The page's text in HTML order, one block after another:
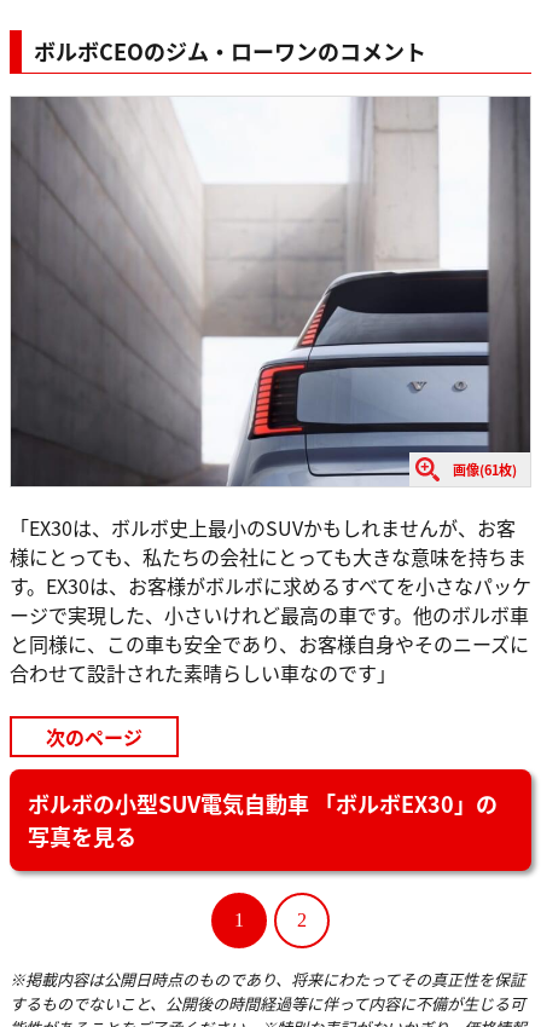
ボルボCEOのジム・ローワンのコメント
画像(61枚)
「EX30は、ボルボ史上最小のSUVかもしれませんが、お客
様にとっても、私たちの会社にとっても大きな意味を持ちま
す。EX30は、お客様がボルボに求めるすべてを小さなパッケ
ージで実現した、小さいけれど最高の車です。他のボルボ車
と同様に、この車も安全であり、お客様自身やそのニーズに
合わせて設計された素晴らしい車なのです」
次のページ
ボルボの小型SUV電気自動車 「ボルボEX30」の
写真を見る
1 2
※掲載内容は公開日時点のものであり、将来にわたってその真正性を保証
するものでないこと、公開後の時間経過等に伴って内容に不備が生じる可